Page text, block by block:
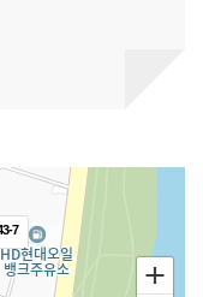
7